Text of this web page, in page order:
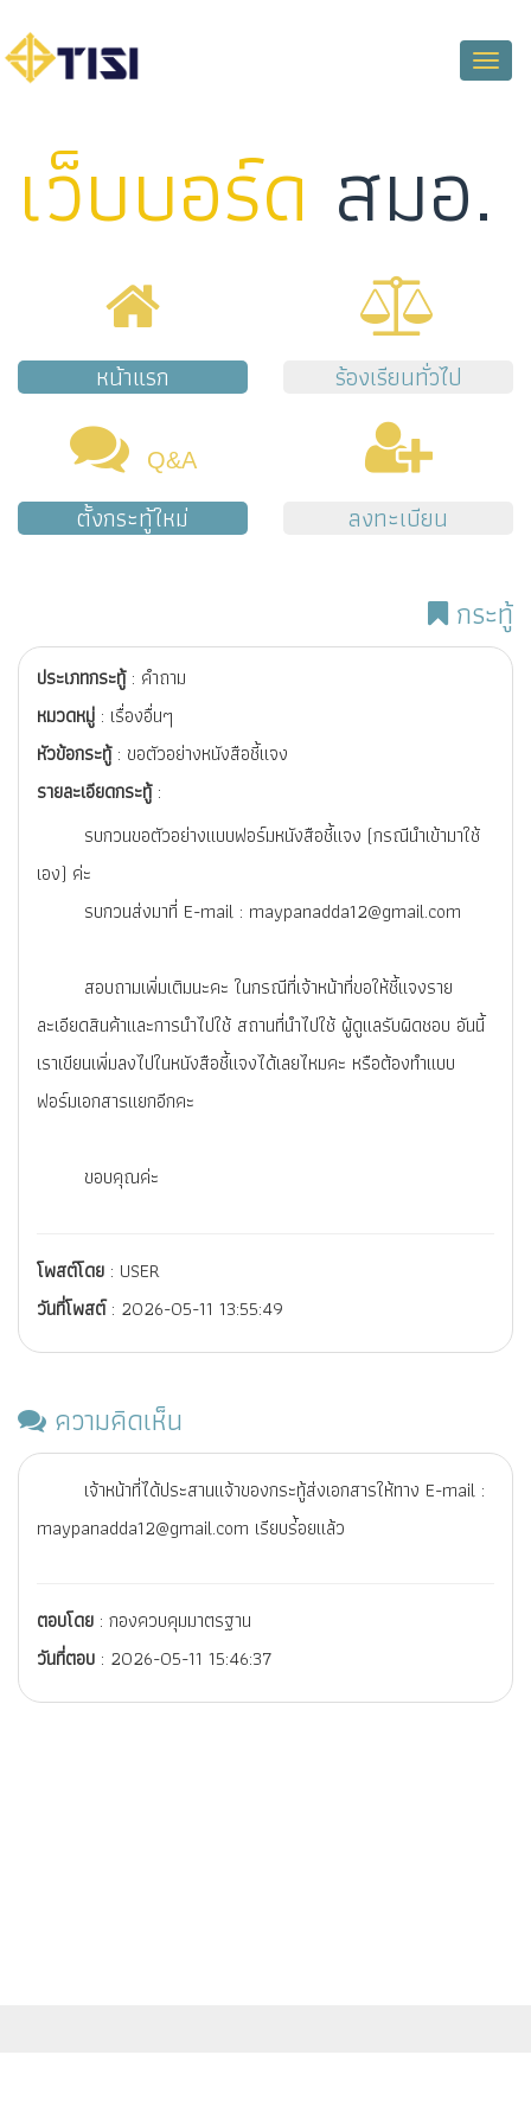
Toggle
เว็บบอร์ด สมอ.
หน้าแรก ร้องเรียนทั่วไป
Q&A
ตั้งกระทู้ใหม่ ลงทะเบียน
กระทู้
ประเภทกระทู้ : คำถาม
หมวดหมู่ : เรื่องอื่นๆ
หัวข้อกระทู้ : ขอตัวอย่างหนังสือชี้แจง
รายละเอียดกระทู้ :
รบกวนขอตัวอย่างแบบฟอร์มหนังสือชี้แจง (กรณีนำเข้ามาใช้
เอง) ค่ะ
รบกวนส่งมาที่ E-mail : maypanadda12@gmail.com
สอบถามเพิ่มเติมนะคะ ในกรณีที่เจ้าหน้าที่ขอให้ชี้แจงราย
ละเอียดสินค้าและการนำไปใช้ สถานที่นำไปใช้ ผู้ดูแลรับผิดชอบ อันนี้
เราเขียนเพิ่มลงไปในหนังสือชี้แจงได้เลยไหมคะ หรือต้องทำแบบ
ฟอร์มเอกสารแยกอีกคะ
ขอบคุณค่ะ
โพสต์โดย : USER
วันที่โพสต์: 2026-05-11 13:55:49
ความคิดเห็น
เจ้าหน้าที่ได้ประสานเเจ้าของกระทู้ส่งเอกสารให้ทาง E-mail :
maypanadda12@gmail.com เรียบร่้อยแล้ว
ตอบโดย : กองควบคุมมาตรฐาน
วันที่ตอบ : 2026-05-11 15:46:37